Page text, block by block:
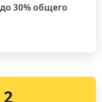
30% общего